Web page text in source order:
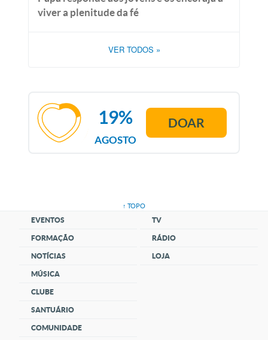
viver a plenitude da fé
VER TODOS »
AGOSTO
19% DOAR
↑ TOPO
EVENTOS
FORMAÇÃO
NOTÍCIAS
MÚSICA
CLUBE
SANTUÁRIO
COMUNIDADE
TV
RÁDIO
LOJA